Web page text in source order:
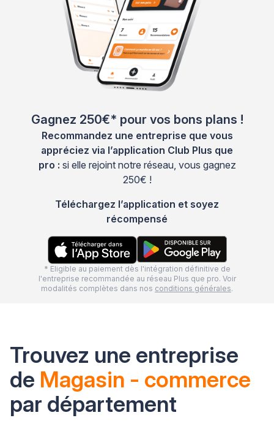
Gagnez 250€* pour vos bons plans !
Recommandez une entreprise que vous
appréciez via l’application Club Plus que
pro : si elle rejoint notre réseau, vous gagnez
250€ !
Téléchargez l’application et soyez
récompensé
* Eligible au paiement dès l'intégration définitive de
l'entreprise recommandée au réseau Plus que pro. Voir
modalités complètes dans nos conditions générales.
Trouvez une entreprise
de Magasin - commerce
par département